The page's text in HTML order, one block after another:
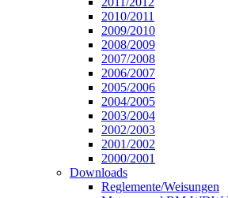
2010/2011
2009/2010
2008/2009
2007/2008
2006/2007
2005/2006
2004/2005
2003/2004
2002/2003
2001/2002
2000/2001
Downloads
Reglemente/Weisungen